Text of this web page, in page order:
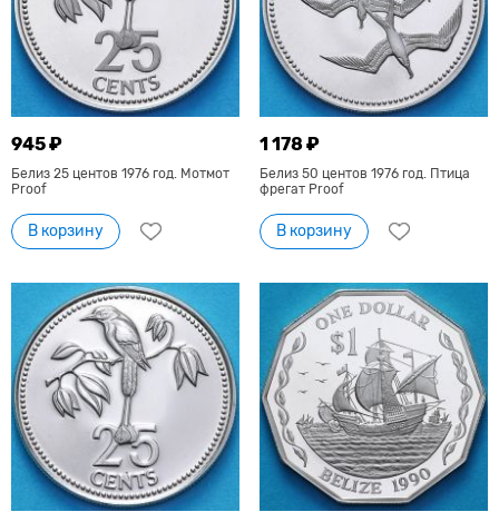
945 ₽
Белиз 25 центов 1976 год. Мотмот
Proof
В корзину
1 178 ₽
Белиз 50 центов 1976 год. Птица
фрегат Proof
В корзину